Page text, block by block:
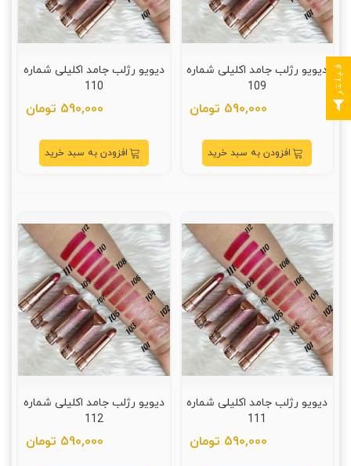
دیویو رژلب جامد اکلیلی شماره
109
590,000 تومان
افزودن به سبد خرید
دیویو رژلب جامد اکلیلی شماره
110
590,000 تومان
افزودن به سبد خرید
دیویو رژلب جامد اکلیلی شماره
111
590,000 تومان
دیویو رژلب جامد اکلیلی شماره
112
590,000 تومان
فیلتر